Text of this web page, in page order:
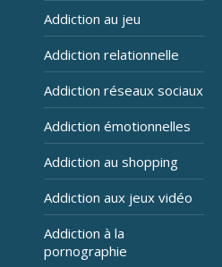
Addiction au jeu
Addiction relationnelle
Addiction réseaux sociaux
Addiction émotionnelles
Addiction au shopping
Addiction aux jeux vidéo
Addiction à la
pornographie